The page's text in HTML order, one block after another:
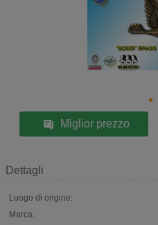
Miglior prezzo
Dettagli
Luogo di origine:
Marca: